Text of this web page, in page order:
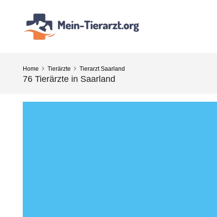
Home Tierärzte Tierarzt Saarland
76 Tierärzte in Saarland